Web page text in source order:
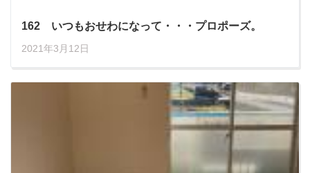
162 いつもおせわになって・・・プロポーズ。
2021年3月12日